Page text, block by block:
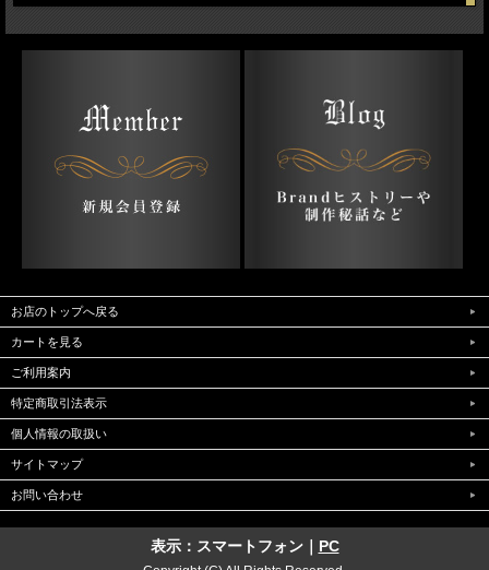
お店のトップへ戻る
カートを見る
ご利用案内
特定商取引法表示
個人情報の取扱い
サイトマップ
お問い合わせ
表示：スマートフォン｜ PC